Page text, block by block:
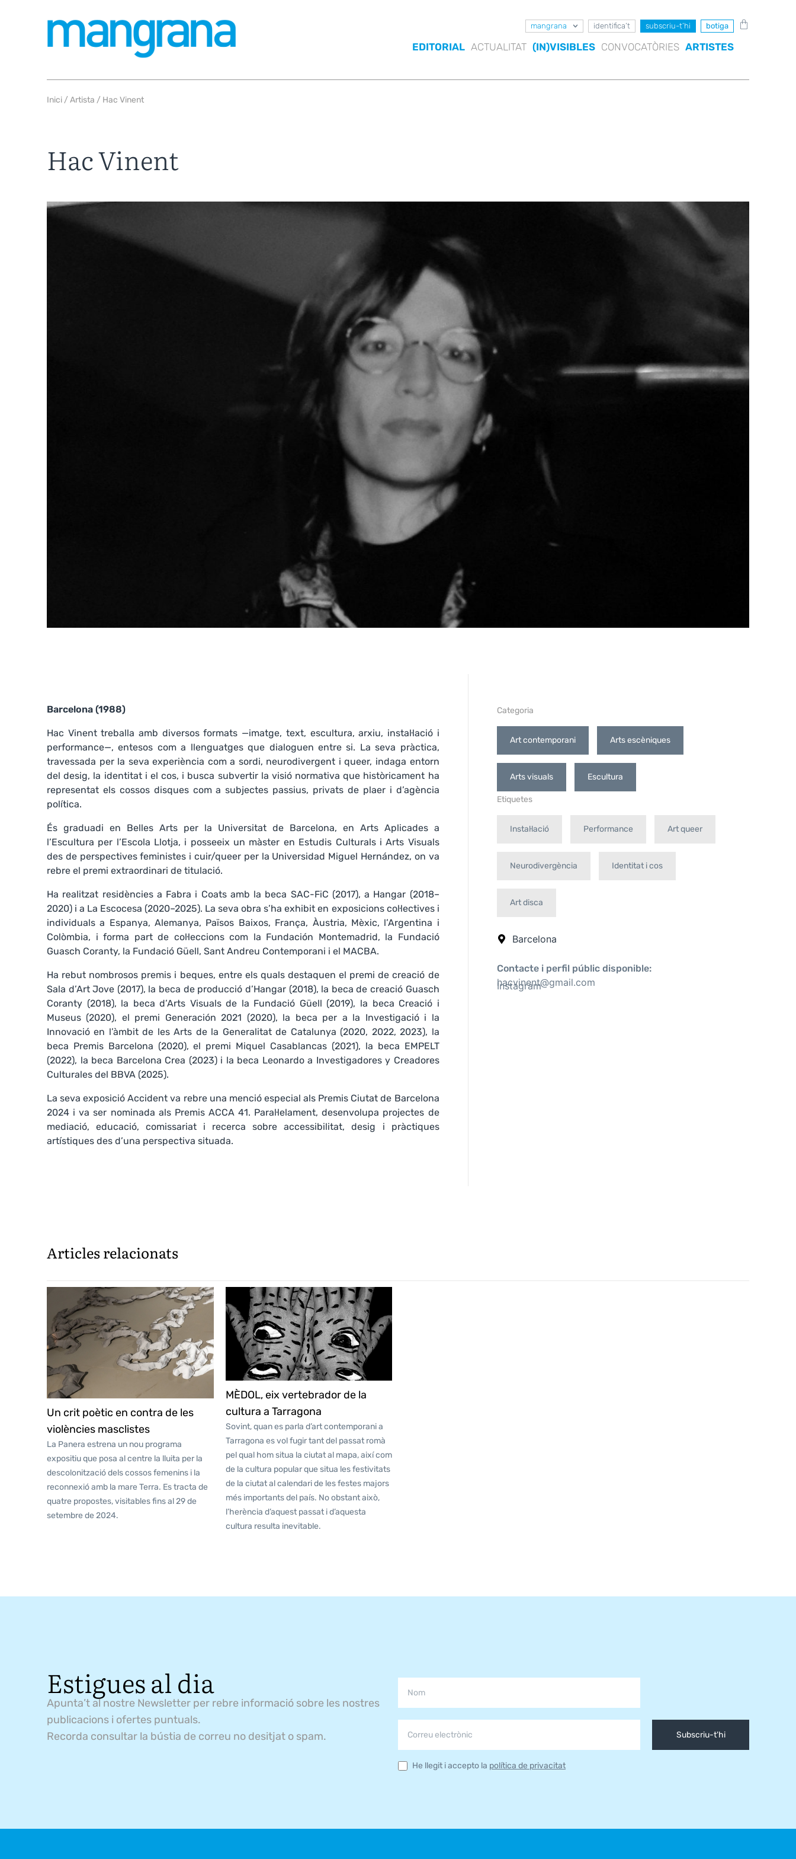
mangrana identifica’t subscriu-t’hi botiga
EDITORIAL ACTUALITAT (IN)VISIBLES CONVOCATÒRIES ARTISTES
Inici /Artista / Hac Vinent
Hac Vinent
Barcelona (1988)
Hac Vinent treballa amb diversos formats —imatge, text, escultura, arxiu, instal·lació i
performance—, entesos com a llenguatges que dialoguen entre si. La seva pràctica,
travessada per la seva experiència com a sordi, neurodivergent i queer, indaga entorn
del desig, la identitat i el cos, i busca subvertir la visió normativa que històricament ha
representat els cossos disques com a subjectes passius, privats de plaer i d’agència
política.
És graduadi en Belles Arts per la Universitat de Barcelona, en Arts Aplicades a
l’Escultura per l’Escola Llotja, i posseeix un màster en Estudis Culturals i Arts Visuals
des de perspectives feministes i cuir/queer per la Universidad Miguel Hernández, on va
rebre el premi extraordinari de titulació.
Ha realitzat residències a Fabra i Coats amb la beca SAC-FiC (2017), a Hangar (2018–
2020) i a La Escocesa (2020–2025). La seva obra s’ha exhibit en exposicions col·lectives i
individuals a Espanya, Alemanya, Països Baixos, França, Àustria, Mèxic, l’Argentina i
Colòmbia, i forma part de col·leccions com la Fundación Montemadrid, la Fundació
Guasch Coranty, la Fundació Güell, Sant Andreu Contemporani i el MACBA.
Ha rebut nombrosos premis i beques, entre els quals destaquen el premi de creació de
Sala d’Art Jove (2017), la beca de producció d’Hangar (2018), la beca de creació Guasch
Coranty (2018), la beca d’Arts Visuals de la Fundació Güell (2019), la beca Creació i
Museus (2020), el premi Generación 2021 (2020), la beca per a la Investigació i la
Innovació en l’àmbit de les Arts de la Generalitat de Catalunya (2020, 2022, 2023), la
beca Premis Barcelona (2020), el premi Miquel Casablancas (2021), la beca EMPELT
(2022), la beca Barcelona Crea (2023) i la beca Leonardo a Investigadores y Creadores
Culturales del BBVA (2025).
La seva exposició Accident va rebre una menció especial als Premis Ciutat de Barcelona
2024 i va ser nominada als Premis ACCA 41. Paral·lelament, desenvolupa projectes de
mediació, educació, comissariat i recerca sobre accessibilitat, desig i pràctiques
artístiques des d’una perspectiva situada.
Categoria
Art contemporani Arts escèniques
Arts visuals Escultura
Etiquetes
Instal·lació Performance Art queer
Neurodivergència Identitat i cos
Art disca
Barcelona
Contacte i perfil públic disponible:
hacvinent@gmail.com
Instagram
Articles relacionats
Un crit poètic en contra de les
violències masclistes
La Panera estrena un nou programa
expositiu que posa al centre la lluita per la
descolonització dels cossos femenins i la
reconnexió amb la mare Terra. Es tracta de
quatre propostes, visitables fins al 29 de
setembre de 2024.
MÈDOL, eix vertebrador de la
cultura a Tarragona
Sovint, quan es parla d’art contemporani a
Tarragona es vol fugir tant del passat romà
pel qual hom situa la ciutat al mapa, així com
de la cultura popular que situa les festivitats
de la ciutat al calendari de les festes majors
més importants del país. No obstant això,
l’herència d’aquest passat i d’aquesta
cultura resulta inevitable.
Estigues al dia
Apunta’t al nostre Newsletter per rebre informació sobre les nostres
publicacions i ofertes puntuals.
Recorda consultar la bústia de correu no desitjat o spam.
Subscriu-t'hi
He llegit i accepto la política de privacitat